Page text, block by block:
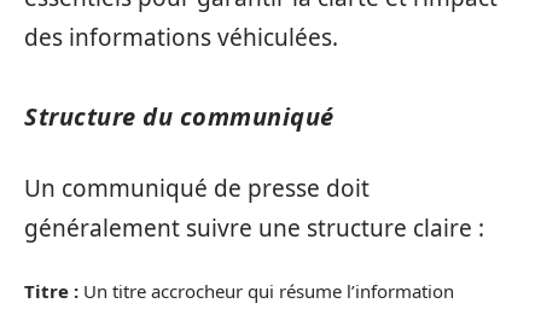
des informations véhiculées.
Structure du communiqué
Un communiqué de presse doit
généralement suivre une structure claire :
Titre : Un titre accrocheur qui résume l’information